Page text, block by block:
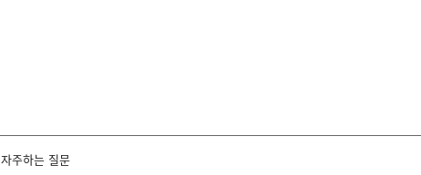
자주하는 질문